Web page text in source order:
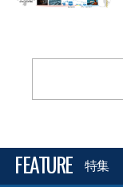
FEATURE 特集